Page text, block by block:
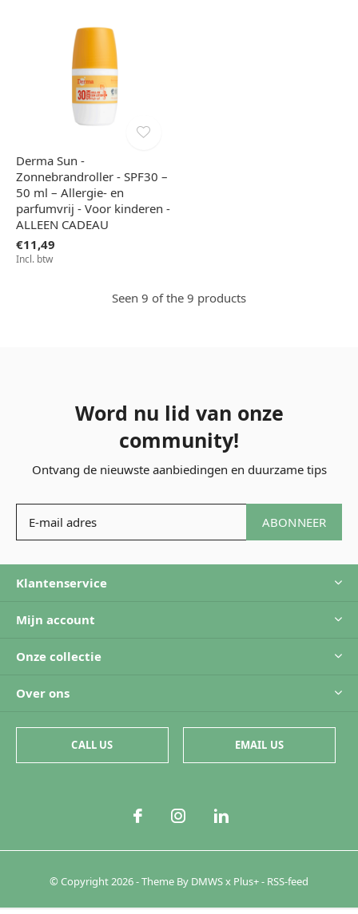
Derma Sun -
Zonnebrandroller - SPF30 –
50 ml – Allergie- en
parfumvrij - Voor kinderen -
ALLEEN CADEAU
€11,49
Incl. btw
Seen 9 of the 9 products
Word nu lid van onze
community!
Ontvang de nieuwste aanbiedingen en duurzame tips
ABONNEER
Klantenservice
Mijn account
Onze collectie
Over ons
CALL US EMAIL US
© Copyright2026- Theme By DMWSx Plus+- RSS-feed